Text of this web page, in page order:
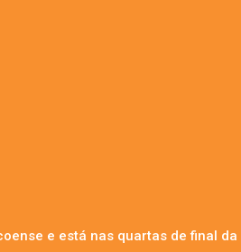
e está nas quartas de final da